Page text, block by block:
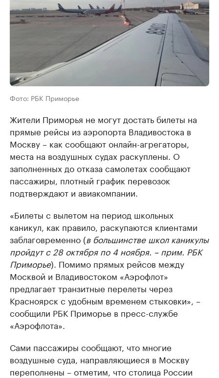
Фото: РБК Приморье
Жители Приморья не могут достать билеты на
прямые рейсы из аэропорта Владивостока в
Москву – как сообщают онлайн-агрегаторы,
места на воздушных судах раскуплены. О
заполненных до отказа самолетах сообщают
пассажиры, плотный график перевозок
подтверждают и авиакомпании.
«Билеты с вылетом на период школьных
каникул, как правило, раскупаются клиентами
заблаговременно (в большинстве школ каникулы
пройдут с 28 октября по 4 ноября. – прим. РБК
Приморье). Помимо прямых рейсов между
Москвой и Владивостоком «Аэрофлот»
предлагает транзитные перелеты через
Красноярск с удобным временем стыковки», –
сообщили РБК Приморье в пресс-службе
«Аэрофлота».
Сами пассажиры сообщают, что многие
воздушные суда, направляющиеся в Москву
переполнены – отметим, что столица России